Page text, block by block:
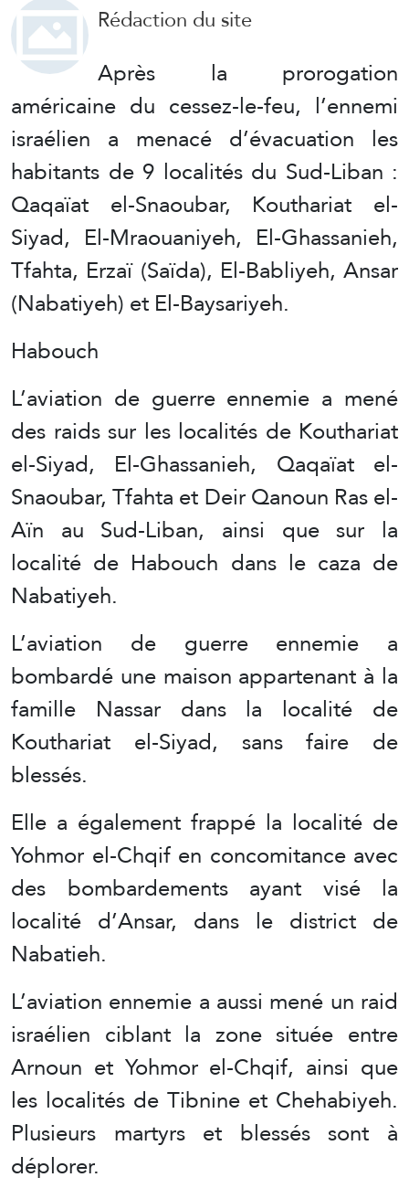
Rédaction du site
Après la prorogation
américaine du cessez-le-feu, l’ennemi
israélien a menacé d’évacuation les
habitants de 9 localités du Sud-Liban :
Qaqaïat el-Snaoubar, Kouthariat el-
Siyad, El-Mraouaniyeh, El-Ghassanieh,
Tfahta, Erzaï (Saïda), El-Babliyeh, Ansar
(Nabatiyeh) et El-Baysariyeh.
Habouch
L’aviation de guerre ennemie a mené
des raids sur les localités de Kouthariat
el-Siyad, El-Ghassanieh, Qaqaïat el-
Snaoubar, Tfahta et Deir Qanoun Ras el-
Aïn au Sud-Liban, ainsi que sur la
localité de Habouch dans le caza de
Nabatiyeh.
L’aviation de guerre ennemie a
bombardé une maison appartenant à la
famille Nassar dans la localité de
Kouthariat el-Siyad, sans faire de
blessés.
Elle a également frappé la localité de
Yohmor el-Chqif en concomitance avec
des bombardements ayant visé la
localité d’Ansar, dans le district de
Nabatieh.
L’aviation ennemie a aussi mené un raid
israélien ciblant la zone située entre
Arnoun et Yohmor el-Chqif, ainsi que
les localités de Tibnine et Chehabiyeh.
Plusieurs martyrs et blessés sont à
déplorer.